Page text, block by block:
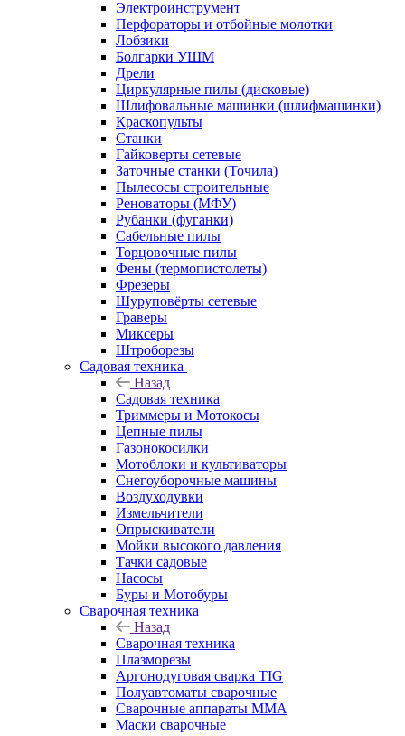
Электроинструмент
Перфораторы и отбойные молотки
Лобзики
Болгарки УШМ
Дрели
Циркулярные пилы (дисковые)
Шлифовальные машинки (шлифмашинки)
Краскопульты
Станки
Гайковерты сетевые
Заточные станки (Точила)
Пылесосы строительные
Реноваторы (МФУ)
Рубанки (фуганки)
Сабельные пилы
Торцовочные пилы
Фены (термопистолеты)
Фрезеры
Шуруповёрты сетевые
Граверы
Миксеры
Штроборезы
Садовая техника
Назад
Садовая техника
Триммеры и Мотокосы
Цепные пилы
Газонокосилки
Мотоблоки и культиваторы
Снегоуборочные машины
Воздуходувки
Измельчители
Опрыскиватели
Мойки высокого давления
Тачки садовые
Насосы
Буры и Мотобуры
Сварочная техника
Назад
Сварочная техника
Плазморезы
Аргонодуговая сварка TIG
Полуавтоматы сварочные
Сварочные аппараты ММА
Маски сварочные